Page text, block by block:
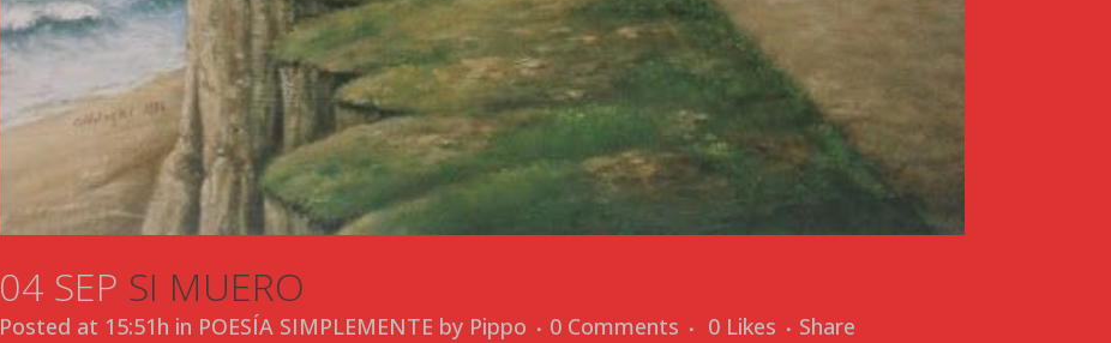
04 SEP SI MUERO
Posted at 15:51h in POESÍA SIMPLEMENTE by Pippo 0 Comments 0 Likes Share